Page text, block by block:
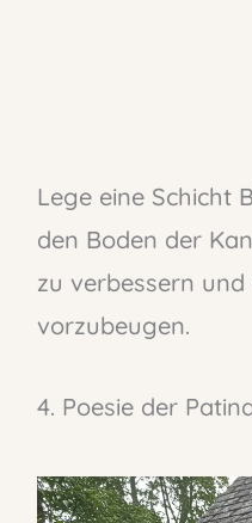
Lege eine Schicht
den Boden der
zu verbessern
vorzubeugen.
4. Poesie der